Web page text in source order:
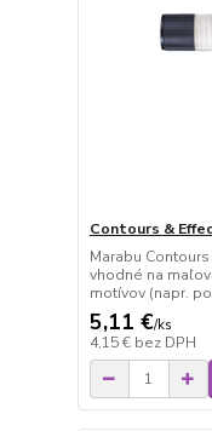
Contours &
Marabu
vhodné na
motívov (napr.
5,11 €/ks
4,15 € bez DPH